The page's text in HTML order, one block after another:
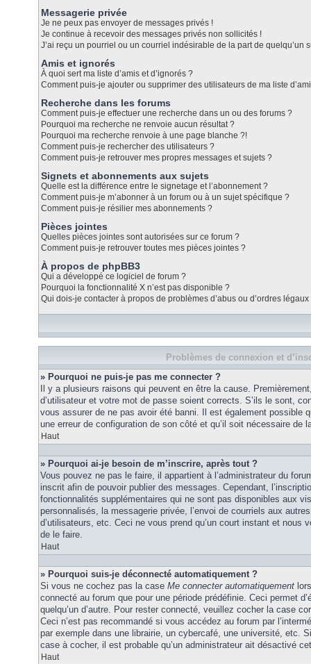
Messagerie privée
Je ne peux pas envoyer de messages privés !
Je continue à recevoir des messages privés non sollicités !
J’ai reçu un pourriel ou un courriel indésirable de la part de quelqu’un
Amis et ignorés
À quoi sert ma liste d’amis et d’ignorés ?
Comment puis-je ajouter ou supprimer des utilisateurs de ma liste
Recherche dans les forums
Comment puis-je effectuer une recherche dans un ou des forums ?
Pourquoi ma recherche ne renvoie aucun résultat ?
Pourquoi ma recherche renvoie à une page blanche ?!
Comment puis-je rechercher des utilisateurs ?
Comment puis-je retrouver mes propres messages et sujets ?
Signets et abonnements aux sujets
Quelle est la différence entre le signetage et l’abonnement ?
Comment puis-je m’abonner à un forum ou à un sujet spécifique ?
Comment puis-je résilier mes abonnements ?
Pièces jointes
Quelles pièces jointes sont autorisées sur ce forum ?
Comment puis-je retrouver toutes mes pièces jointes ?
À propos de phpBB3
Qui a développé ce logiciel de forum ?
Pourquoi la fonctionnalité X n’est pas disponible ?
Qui dois-je contacter à propos de problèmes d’abus ou d’ordres
Problèmes de connexion et
» Pourquoi ne puis-je pas me connecter ?
Il y a plusieurs raisons qui peuvent en être la cause.
d’utilisateur et votre mot de passe soient corrects. S’ils le sont,
vous assurer de ne pas avoir été banni. Il est également possible
une erreur de configuration de son côté et qu’il soit nécessaire de
Haut
» Pourquoi ai-je besoin de m’inscrire, après tout ?
Vous pouvez ne pas le faire, il appartient à l’administrateur du
inscrit afin de pouvoir publier des messages. Cependant,
fonctionnalités supplémentaires qui ne sont pas disponibles aux
personnalisés, la messagerie privée, l’envoi de courriels aux
d’utilisateurs, etc. Ceci ne vous prend qu’un court instant et nous
de le faire.
Haut
» Pourquoi suis-je déconnecté automatiquement ?
Si vous ne cochez pas la case Me connecter automatiquement
connecté au forum que pour une période prédéfinie. Ceci permet
quelqu’un d’autre. Pour rester connecté, veuillez cocher la case
Ceci n’est pas recommandé si vous accédez au forum par
par exemple dans une librairie, un cybercafé, une université, etc.
case à cocher, il est probable qu’un administrateur ait désactivé
Haut